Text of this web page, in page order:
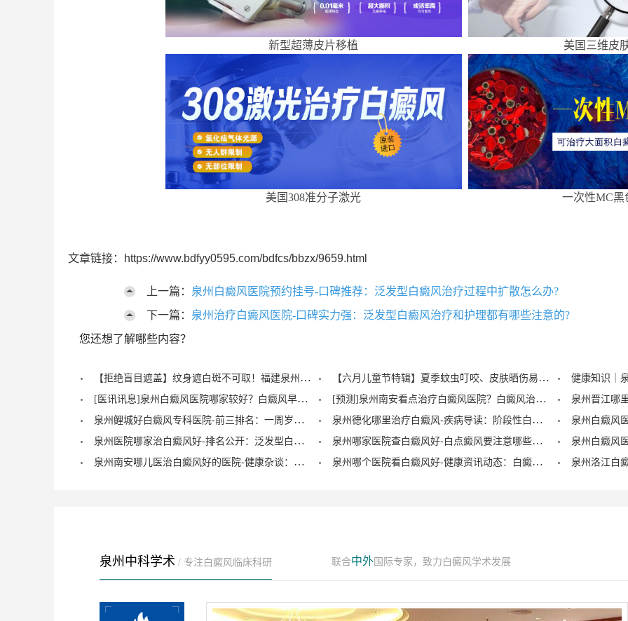
新型超薄皮片移植 美国三维皮
美国308准分子激光 一次性MC黑
文章链接：https://www.bdfyy0595.com/bdfcs/bbzx/9659.html
上一篇： 泉州白癜风医院预约挂号-口碑推荐：泛发型白癜风治疗过程中扩散怎么办?
下一篇： 泉州治疗白癜风医院-口碑实力强：泛发型白癜风治疗和护理都有哪些注意的?
您还想了解哪些内容？
【拒绝盲目遮盖】纹身遮白斑不可取！福建泉州中科白癜风医院倡导科学诊疗，从根源唤醒黑色素
【六月儿童节特辑】夏季蚊虫叮咬、皮肤晒伤易成白斑“催化剂”，泉州中科：儿童白癜风暑期护理记住三个要点！
[医讯讯息]泉州白癜风医院哪家较好？白癜风早期症状能治愈？
[预测]泉州南安看点治疗白癜风医院？白癜风治疗后泛红是怎么回事？
泉州鲤城好白癜风专科医院-前三排名：一周岁宝宝有白癜风症状？
泉州德化哪里治疗白癜风-疾病导读：阶段性白癜风的症状？
泉州医院哪家治白癜风好-排名公开：泛发型白癜风怎么治疗才正确？
泉州哪家医院查白癜风好-白点癜风要注意哪些饮食禁忌？
泉州南安哪儿医治白癜风好的医院-健康杂谈：治疗儿童脚部白癜风要注重什么？
泉州哪个医院看白癜风好-健康资讯动态：白癜风的症状早期图片？
泉州中科学术 / 专注白癜风临床科研 联合中外国际专家，致力白癜风学术发展